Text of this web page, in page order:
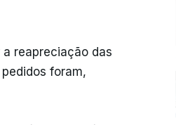
reapreciação das
foram,